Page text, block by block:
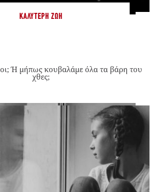
ΚΑΛΎΤΕΡΗ ΖΩΉ
Ή μήπως κουβαλάμε όλα τα βάρη του
χθες;